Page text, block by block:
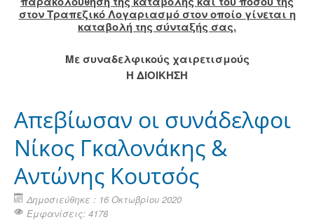
στον Τραπεζικό Λογαριασμό στον οποίο γίνεται η
καταβολή της σύνταξής σας.
Με συναδελφικούς χαιρετισμούς
Η ΔΙΟΙΚΗΣΗ
Απεβίωσαν οι συνάδελφοι
Νίκος Γκαλονάκης &
Αντώνης Κουτσός
Δημοσιεύθηκε : 16 Οκτωβρίου 2020
Εμφανίσεις: 4178